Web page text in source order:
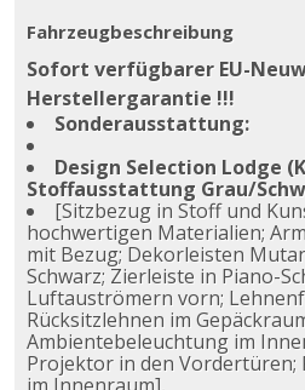
Fahrzeugbeschreibung
Sofort verfügbarer EU-
Herstellergarantie !!!
Sonderausstattung:
Design Selection Lodge
Stoffausstattung Grau/
[Sitzbezug in Stoff und
hochwertigen Materialien;
mit Bezug; Dekorleisten
Schwarz; Zierleiste in Piano-
Luftauströmern vorn;
Rücksitzlehnen im
Ambientebeleuchtung im
Projektor in den